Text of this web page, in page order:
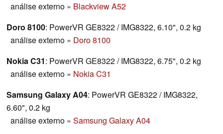
análise externo » Blackview A52
Doro 8100: PowerVR GE8322 / IMG8322, 6.10", 0.2 kg
análise externo » Doro 8100
Nokia C31: PowerVR GE8322 / IMG8322, 6.75", 0.2 kg
análise externo » Nokia C31
Samsung Galaxy A04: PowerVR GE8322 / IMG8322,
6.60", 0.2 kg
análise externo » Samsung Galaxy A04